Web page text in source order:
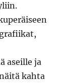
aseille ja
kahta